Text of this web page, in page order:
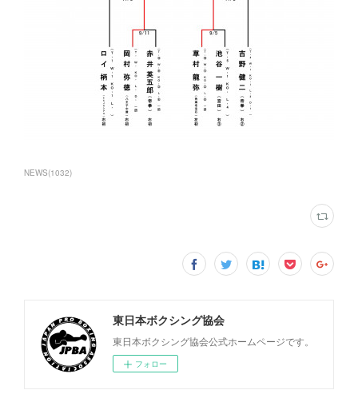
NEWS(1032)
東日本ボクシング協会
東日本ボクシング協会公式ホームページです。
フォロー